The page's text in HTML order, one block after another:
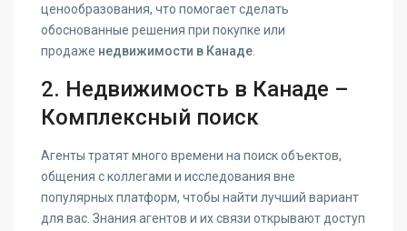
ценообразования, что помогает сделать
обоснованные решения при покупке или
продаже недвижимости в Канаде
2. Недвижимость в Канаде –
Комплексный поиск
Агенты тратят много времени на поиск объектов,
общения с коллегами и исследования вне
популярных платформ, чтобы найти лучший вариант
для вас. Знания агентов и их связи открывают доступ